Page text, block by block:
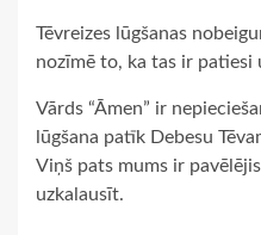
Tēvreizes lūgšanas
nozīmē to, ka tas ir
Vārds “Āmen” ir
lūgšana patīk Debesu
Viņš pats mums ir
uzkalausīt.